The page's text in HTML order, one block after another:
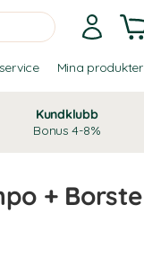
Mina produkter
Kundklubb
Bonus 4-8%
+ Borste